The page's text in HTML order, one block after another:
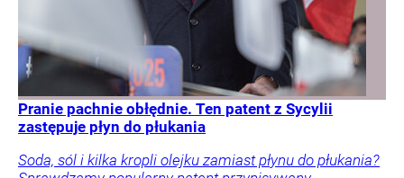
Pranie pachnie obłędnie. Ten patent z Sycylii
zastępuje płyn do płukania
Soda, sól i kilka kropli olejku zamiast płynu do płukania?